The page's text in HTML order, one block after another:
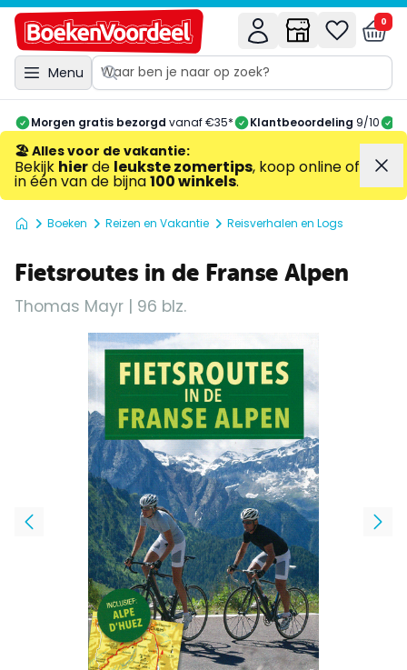
Menu
0
Morgen gratis bezorgd vanaf €35* Klantbeoordeling 9/10
🏖️ Alles voor de vakantie:
Bekijk hierde leukste zomertips, koop online of
in één van de bijna100 winkels.
Boeken Reizen en Vakantie Reisverhalen en Logs
Fietsroutes in de Franse Alpen
Thomas Mayr | 96 blz.